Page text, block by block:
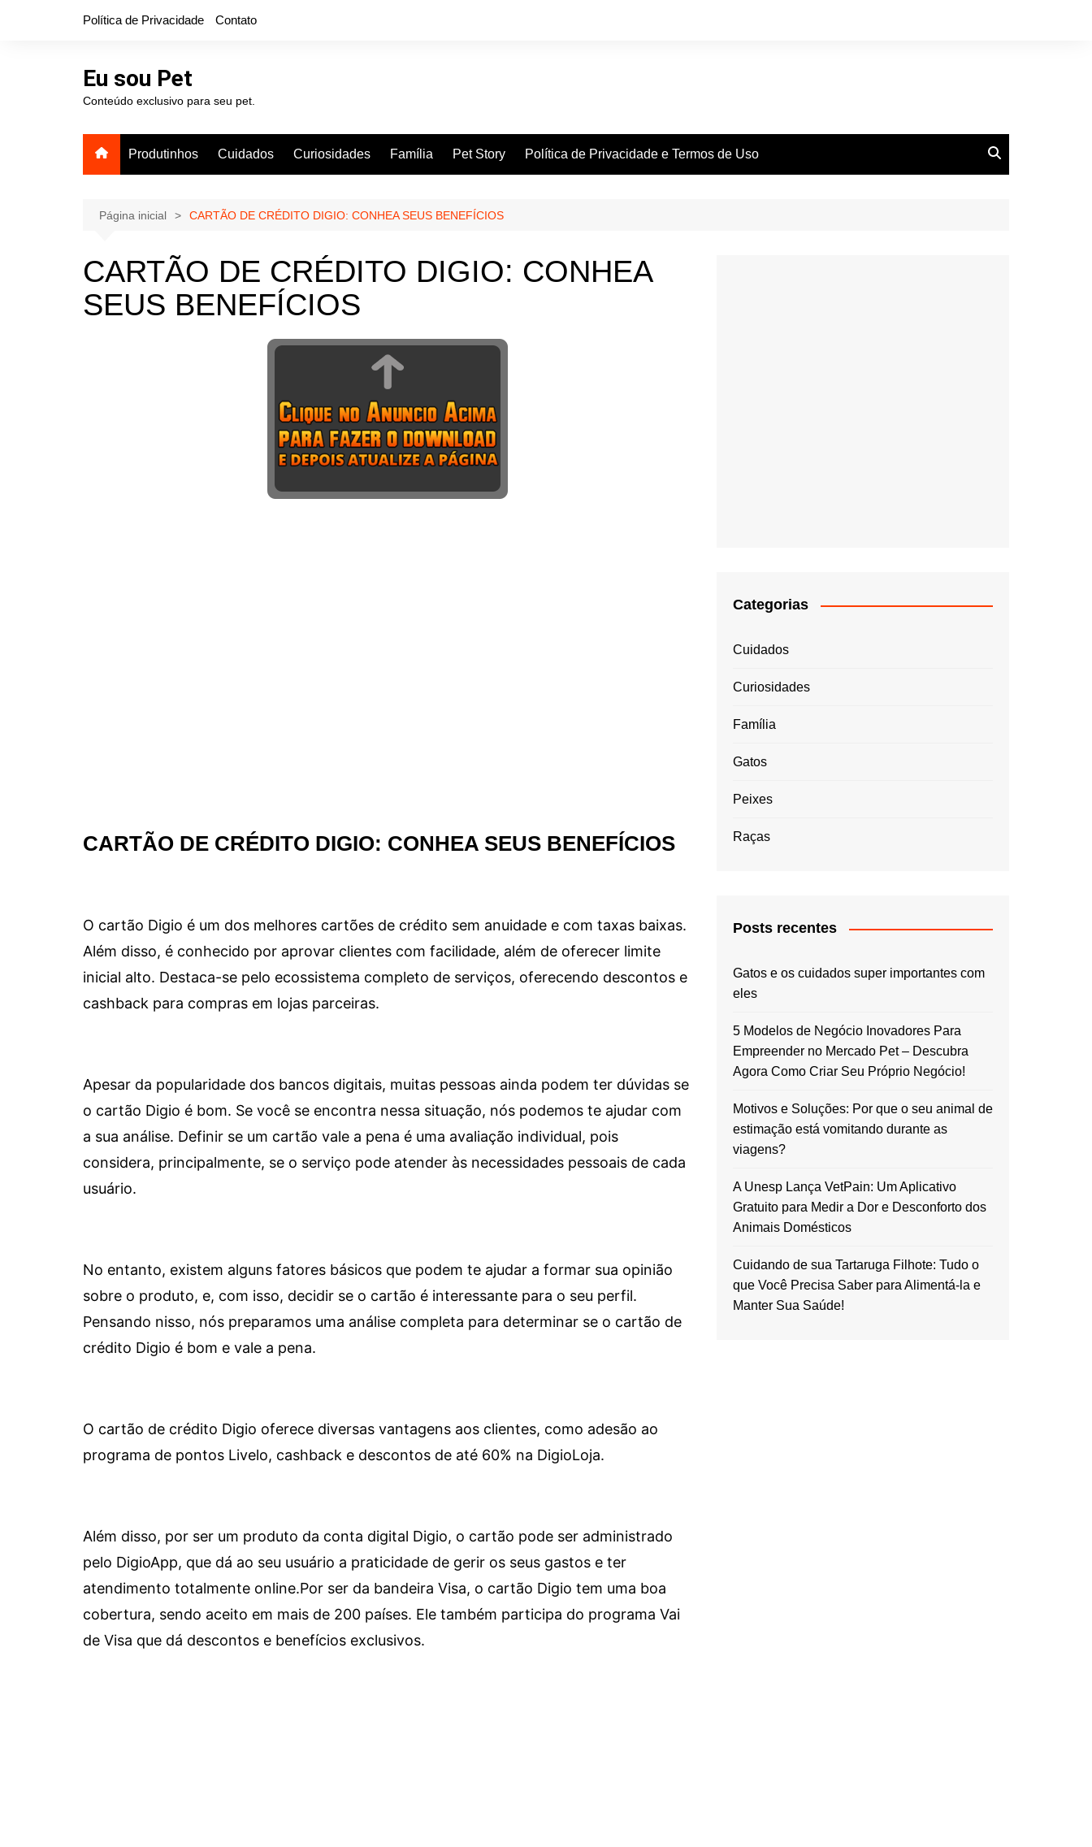
Política de Privacidade Contato
Eu sou Pet
Conteúdo exclusivo para seu pet.
Produtinhos Cuidados Curiosidades Família Pet Story Política de Privacidade e Termos de Uso
Página inicial CARTÃO DE CRÉDITO DIGIO: CONHEA SEUS BENEFÍCIOS
CARTÃO DE CRÉDITO DIGIO: CONHEA
SEUS BENEFÍCIOS
CARTÃO DE CRÉDITO DIGIO: CONHEA SEUS BENEFÍCIOS
O cartão Digio é um dos melhores cartões de crédito sem anuidade e com taxas baixas.
Além disso, é conhecido por aprovar clientes com facilidade, além de oferecer limite
inicial alto. Destaca-se pelo ecossistema completo de serviços, oferecendo descontos e
cashback para compras em lojas parceiras.
Apesar da popularidade dos bancos digitais, muitas pessoas ainda podem ter dúvidas se
o cartão Digio é bom. Se você se encontra nessa situação, nós podemos te ajudar com
a sua análise. Definir se um cartão vale a pena é uma avaliação individual, pois
considera, principalmente, se o serviço pode atender às necessidades pessoais de cada
usuário.
No entanto, existem alguns fatores básicos que podem te ajudar a formar sua opinião
sobre o produto, e, com isso, decidir se o cartão é interessante para o seu perfil.
Pensando nisso, nós preparamos uma análise completa para determinar se o cartão de
crédito Digio é bom e vale a pena.
O cartão de crédito Digio oferece diversas vantagens aos clientes, como adesão ao
programa de pontos Livelo, cashback e descontos de até 60% na DigioLoja.
Além disso, por ser um produto da conta digital Digio, o cartão pode ser administrado
pelo DigioApp, que dá ao seu usuário a praticidade de gerir os seus gastos e ter
atendimento totalmente online.Por ser da bandeira Visa, o cartão Digio tem uma boa
cobertura, sendo aceito em mais de 200 países. Ele também participa do programa Vai
de Visa que dá descontos e benefícios exclusivos.
Categorias
Cuidados
Curiosidades
Família
Gatos
Peixes
Raças
Posts recentes
Gatos e os cuidados super importantes com
eles
5 Modelos de Negócio Inovadores Para
Empreender no Mercado Pet – Descubra
Agora Como Criar Seu Próprio Negócio!
Motivos e Soluções: Por que o seu animal de
estimação está vomitando durante as
viagens?
A Unesp Lança VetPain: Um Aplicativo
Gratuito para Medir a Dor e Desconforto dos
Animais Domésticos
Cuidando de sua Tartaruga Filhote: Tudo o
que Você Precisa Saber para Alimentá-la e
Manter Sua Saúde!